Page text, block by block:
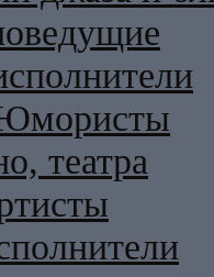
театра